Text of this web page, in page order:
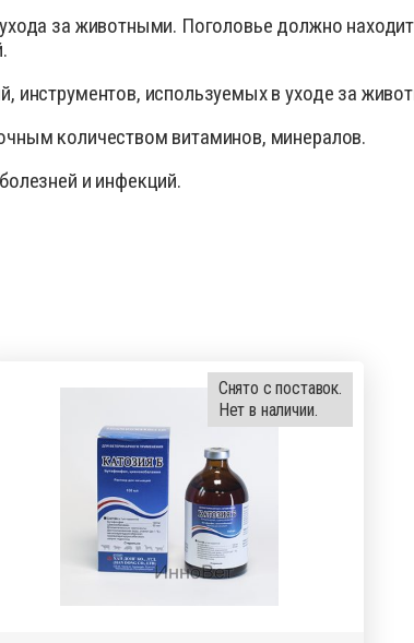
за животными. Поголовье должно
инструментов, используемых в уходе за
количеством витаминов, минералов.
и инфекций.
Снято с поставок.
Нет в наличии.